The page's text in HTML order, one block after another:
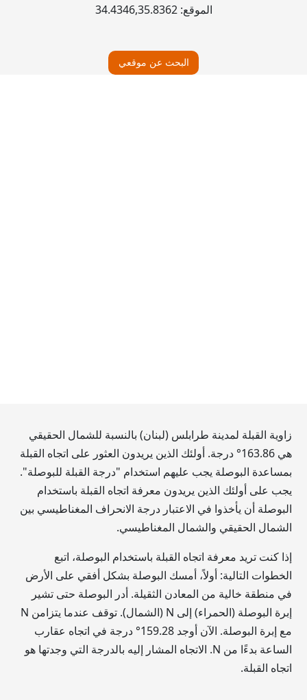
الموقع:
34.4346,35.8362
البحث عن موقعي
زاوية القبلة لمدينة طرابلس (لبنان) بالنسبة للشمال الحقيقي
هي163.86° درجة. أولئك الذين يريدون العثور على اتجاه القبلة
بمساعدة البوصلة يجب عليهم استخدام "درجة القبلة للبوصلة".
يجب على أولئك الذين يريدون معرفة اتجاه القبلة باستخدام
البوصلة أن يأخذوا في الاعتبار درجة الانحراف المغناطيسي بين
الشمال الحقيقي والشمال المغناطيسي.
إذا كنت تريد معرفة اتجاه القبلة باستخدام البوصلة، اتبع
الخطوات التالية: أولاً، أمسك البوصلة بشكل أفقي على الأرض
في منطقة خالية من المعادن الثقيلة. أدر البوصلة حتى تشير
إبرة البوصلة (الحمراء) إلى N (الشمال). توقف عندما يتزامن N
مع إبرة البوصلة. الآن أوجد159.28° درجة في اتجاه عقارب
الساعة بدءًا من N. الاتجاه المشار إليه بالدرجة التي وجدتها هو
اتجاه القبلة.